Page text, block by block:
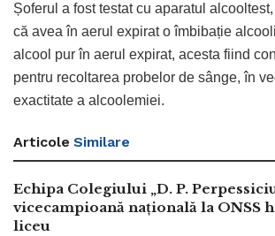
Șoferul a fost testat cu aparatul
că avea în aerul expirat o îmbibație
alcool pur în aerul expirat, acesta fiind
pentru recoltarea probelor de sânge, în
exactitate a alcoolemiei.
Articole Similare
Echipa Colegiului „D. P.
vicecampioană națională la ONSS
liceu